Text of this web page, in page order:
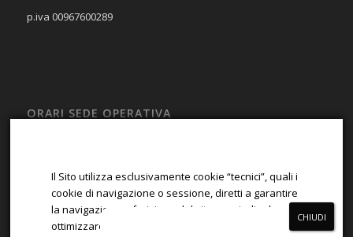
p.iva 00967600289
ORARI SEDE OPERATIVA
SAB – DOM
Chiuso
Il Sito utilizza esclusivamente cookie “tecnici”, quali i
cookie di navigazione o sessione, diretti a garantire
la navigazione e fruizione del sito, e quindi ad
ottimizzare la navigazione.